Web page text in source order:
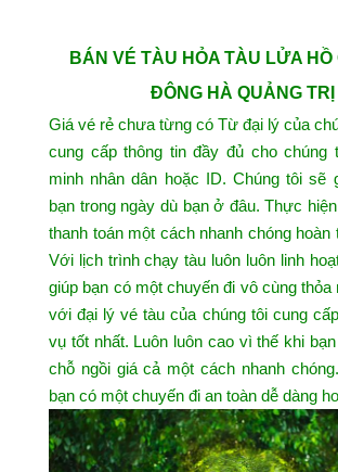
BÁN VÉ TÀU HỎA TÀU LỬA HỒ
ĐÔNG HÀ QUẢNG TRỊ
Giá vé rẻ chưa từng có Từ đại lý của
cung cấp thông tin đầy đủ cho chúng
minh nhân dân hoặc ID. Chúng tôi sẽ
bạn trong ngày dù bạn ở đâu. Thực
thanh toán một cách nhanh chóng hoàn
Với lịch trình chạy tàu luôn luôn linh
giúp bạn có một chuyến đi vô cùng thỏa
với đại lý vé tàu của chúng tôi cung
vụ tốt nhất. Luôn luôn cao vì thế khi
chỗ ngồi giá cả một cách nhanh
bạn có một chuyến đi an toàn dễ dàng